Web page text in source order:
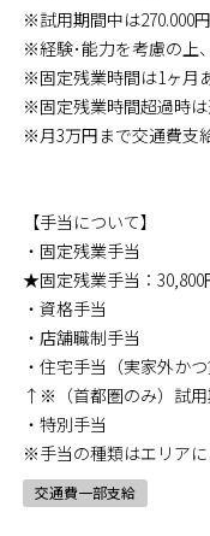
※試用期間中は270.000
※経験･能力を考慮の上
※固定残業時間は1ヶ月
※固定残業時間超過時は
※月3万円まで交通費支
【手当について】
・固定残業手当
★固定残業手当：30,800
・資格手当
・店舗職制手当
・住宅手当（実家外か
↑※（首都圏のみ）試
・特別手当
※手当の種類はエリア
交通費一部支給